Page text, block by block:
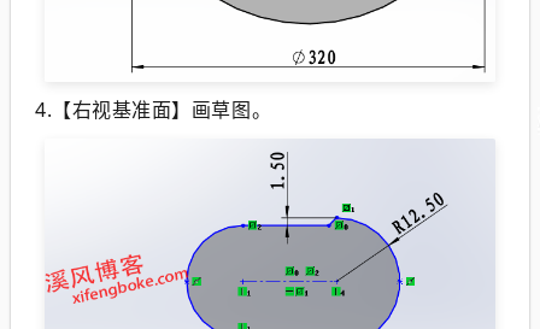
4.【右视基准面】画草图。